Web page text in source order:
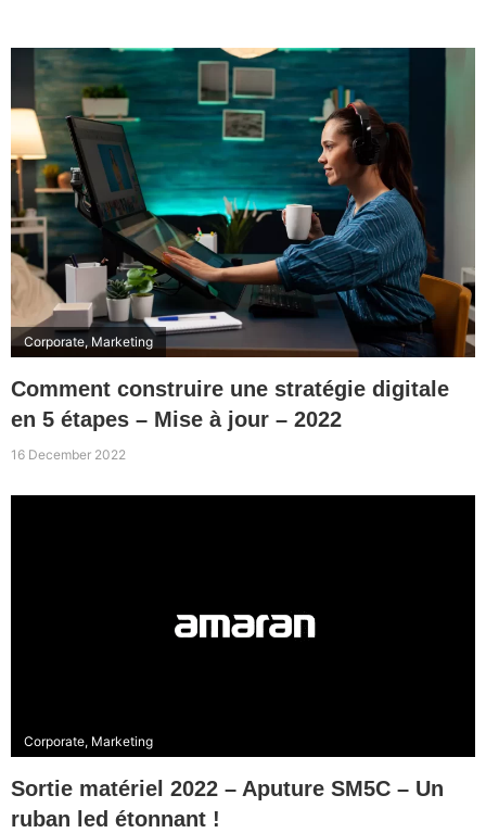
Corporate, Marketing
Comment construire une stratégie digitale
en 5 étapes – Mise à jour – 2022
16 December 2022
Corporate, Marketing
Sortie matériel 2022 – Aputure SM5C – Un
ruban led étonnant !